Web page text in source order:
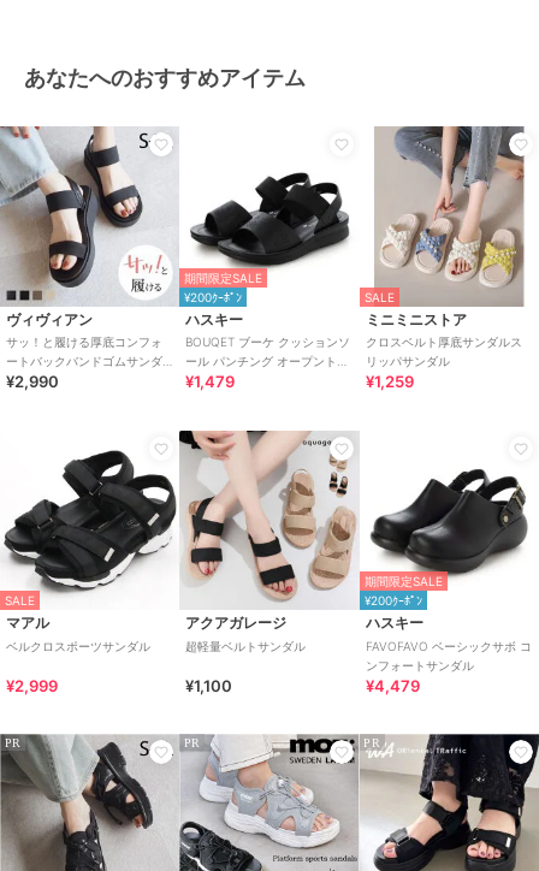
あなたへのおすすめアイテム
ヴィヴィアン
サッ！と履ける厚底コンフォ
ートバックバンドゴムサンダ
ル
¥2,990
期間限定SALE
¥200ｸｰﾎﾟﾝ
ハスキー
BOUQET ブーケ クッションソ
ール パンチング オープントゥ
サンダル
¥1,479
SALE
ミニミニストア
クロスベルト厚底サンダルス
リッパサンダル
¥1,259
SALE
マアル
ベルクロスポーツサンダル
¥2,999
アクアガレージ
超軽量ベルトサンダル
¥1,100
期間限定SALE
¥200ｸｰﾎﾟﾝ
ハスキー
FAVOFAVO ベーシックサボ コ
ンフォートサンダル
¥4,479
PR PR PR